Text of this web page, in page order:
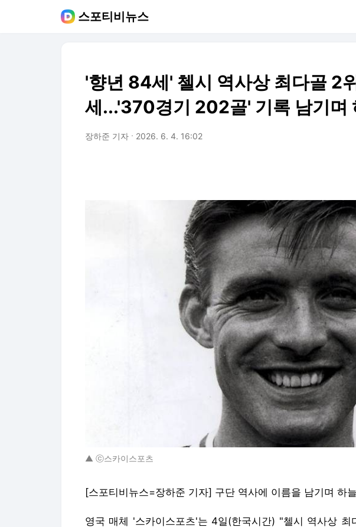
스포티비뉴스
'향년 84세' 첼시 역사상 최다골 2
세...'370경기 202골' 기록 남기며
장하준 기자 2026. 6. 4. 16:02
▲ ⓒ스카이스포츠
[스포티비뉴스=장하준 기자] 구단 역사에 이름을 남기며 하
영국 매체 '스카이스포츠'는 4일(한국시간) "첼시 역사상